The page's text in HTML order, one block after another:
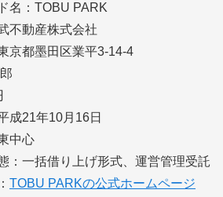
名：TOBU PARK
不動産株式会社
京都墨田区業平3-14-4
成21年10月16日
中心
：一括借り上げ形式、運営管理受託
TOBU PARKの公式ホームページ